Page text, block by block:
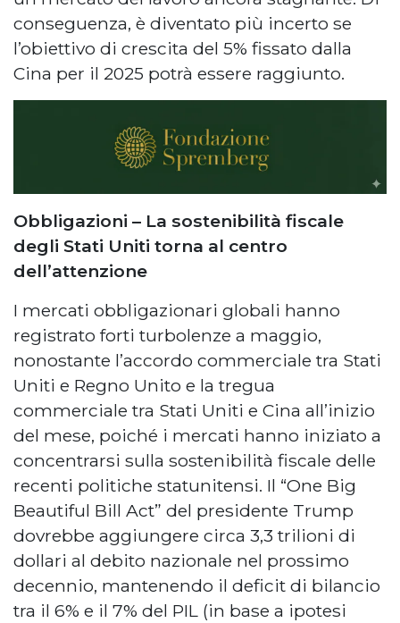
conseguenza, è diventato più incerto se
l’obiettivo di crescita del 5% fissato dalla
Cina per il 2025 potrà essere raggiunto.
Obbligazioni – La sostenibilità fiscale
degli Stati Uniti torna al centro
dell’attenzione
I mercati obbligazionari globali hanno
registrato forti turbolenze a maggio,
nonostante l’accordo commerciale tra Stati
Uniti e Regno Unito e la tregua
commerciale tra Stati Uniti e Cina all’inizio
del mese, poiché i mercati hanno iniziato a
concentrarsi sulla sostenibilità fiscale delle
recenti politiche statunitensi. Il “One Big
Beautiful Bill Act” del presidente Trump
dovrebbe aggiungere circa 3,3 trilioni di
dollari al debito nazionale nel prossimo
decennio, mantenendo il deficit di bilancio
tra il 6% e il 7% del PIL (in base a ipotesi